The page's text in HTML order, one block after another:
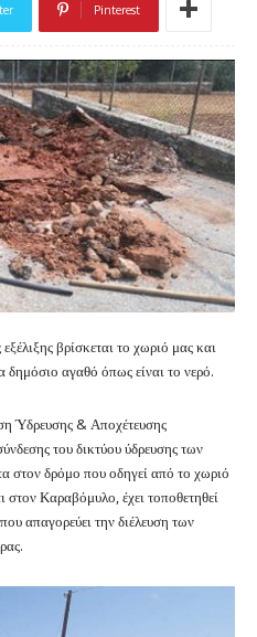
Pinterest
βρίσκεται το χωριό μας και
δημόσιο αγαθό όπως είναι το νερό.
Ύδρευσης & Αποχέτευσης
του δικτύου ύδρευσης των
στον δρόμο που οδηγεί από το χωριό
στον Καραβόμυλο, έχει τοποθετηθεί
απαγορεύει την διέλευση των